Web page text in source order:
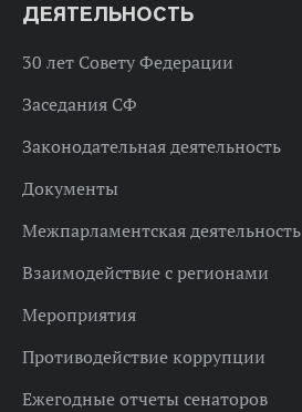
ДЕЯТЕЛЬНОСТЬ
30 лет Совету Федерации
Заседания СФ
Законодательная деятельность
Документы
Межпарламентская деятельность
Взаимодействие с регионами
Мероприятия
Противодействие коррупции
Ежегодные отчеты сенаторов